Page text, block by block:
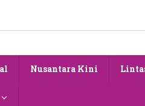
Nusantara Kini